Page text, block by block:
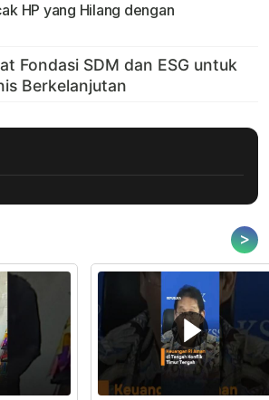
HP yang Hilang dengan
>